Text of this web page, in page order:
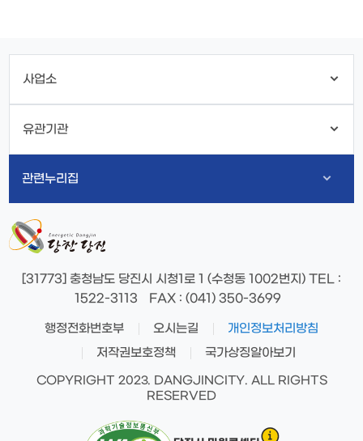
사업소
유관기관
관련누리집
[31773] 충청남도 당진시 시청1로 1 (수청동 1002번지) TEL :
1522-3113
FAX: (041) 350-3699
행정전화번호부 오시는길
개인정보처리방침
저작권보호정책
국가상징알아보기
COPYRIGHT 2023. DANGJINCITY. ALL RIGHTS
RESERVED